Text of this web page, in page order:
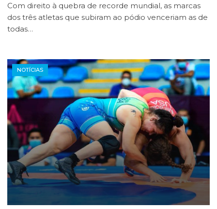
Com direito à quebra de recorde mundial, as marcas
dos três atletas que subiram ao pódio venceriam as de
todas…
NOTÍCIAS